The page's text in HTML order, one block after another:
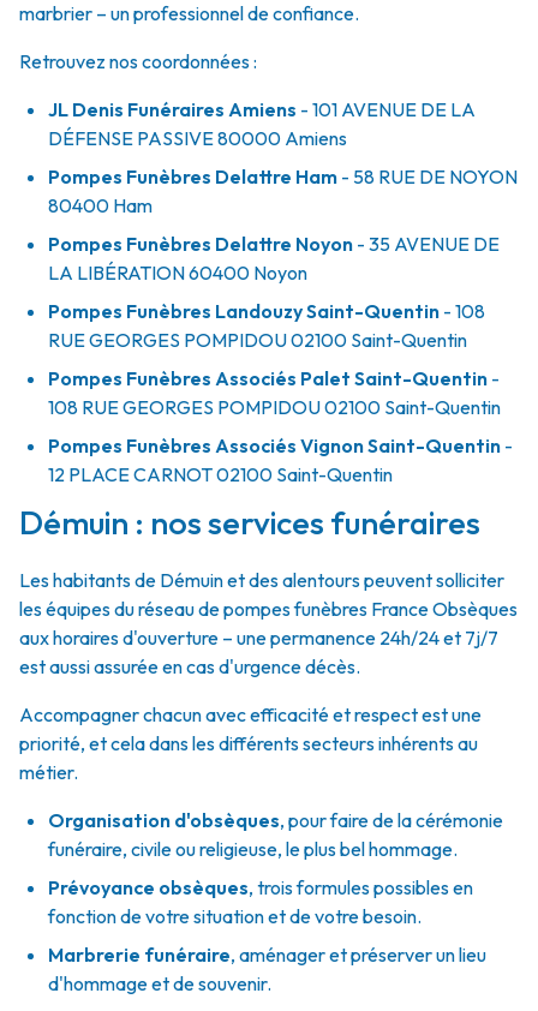
marbrier – un professionnel de confiance.
Retrouvez nos coordonnées :
JL Denis Funéraires Amiens - 101 AVENUE DE LA
DÉFENSE PASSIVE80000 Amiens
Pompes Funèbres Delattre Ham - 58 RUE DE NOYON
80400 Ham
Pompes Funèbres Delattre Noyon - 35 AVENUE DE
LA LIBÉRATION60400 Noyon
Pompes Funèbres Landouzy Saint-Quentin - 108
RUE GEORGES POMPIDOU02100 Saint-Quentin
Pompes Funèbres Associés Palet Saint-Quentin -
108 RUE GEORGES POMPIDOU02100 Saint-Quentin
Pompes Funèbres Associés Vignon Saint-Quentin -
12 PLACE CARNOT02100 Saint-Quentin
Démuin : nos services funéraires
Les habitants de Démuin et des alentours peuvent solliciter
les équipes du réseau de pompes funèbres France Obsèques
aux horaires d'ouverture – une permanence 24h/24 et 7j/7
est aussi assurée en cas d'urgence décès.
Accompagner chacun avec efficacité et respect est une
priorité, et cela dans les différents secteurs inhérents au
métier.
Organisation d'obsèques, pour faire de la cérémonie
funéraire, civile ou religieuse, le plus bel hommage.
Prévoyance obsèques, trois formules possibles en
fonction de votre situation et de votre besoin.
Marbrerie funéraire, aménager et préserver un lieu
d'hommage et de souvenir.